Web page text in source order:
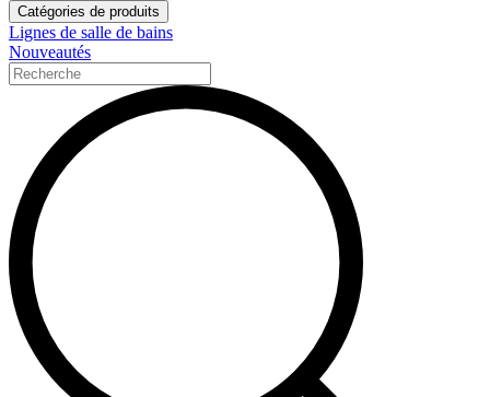
Catégories de produits
Lignes de salle de bains
Nouveautés